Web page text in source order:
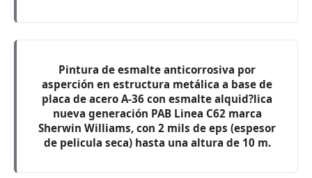
Pintura de esmalte anticorrosiva por
asperción en estructura metálica a base de
placa de acero A-36 con esmalte alquid?lica
nueva generación PAB Linea C62 marca
Sherwin Williams, con 2 mils de eps (espesor
de pelicula seca) hasta una altura de 10 m.